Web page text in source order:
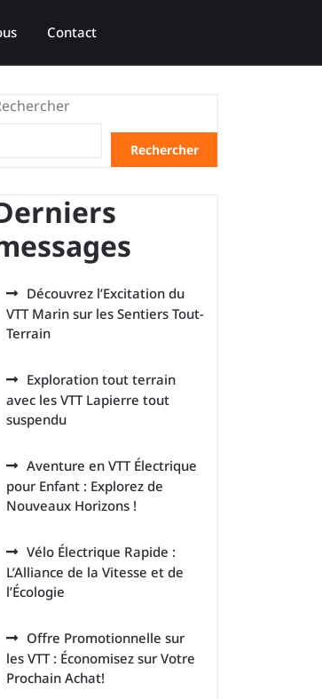
Contact
Rechercher
Découvrez l’Excitation du
VTT Marin sur les Sentiers Tout-
Terrain
Exploration tout terrain
avec les VTT Lapierre tout
suspendu
Aventure en VTT Électrique
pour Enfant : Explorez de
Nouveaux Horizons !
Vélo Électrique Rapide :
L’Alliance de la Vitesse et de
l’Écologie
Offre Promotionnelle sur
les VTT : Économisez sur Votre
Prochain Achat!